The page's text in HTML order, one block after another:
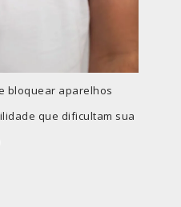
bloquear aparelhos
que dificultam sua